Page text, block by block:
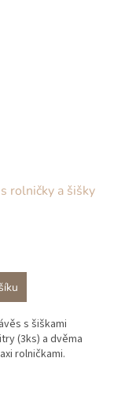
rolničky a šišky
s šiškami
(3ks) a dvěma
rolničkami.